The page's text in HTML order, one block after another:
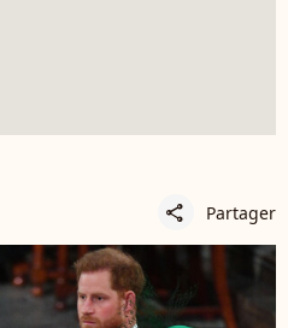
share Partager